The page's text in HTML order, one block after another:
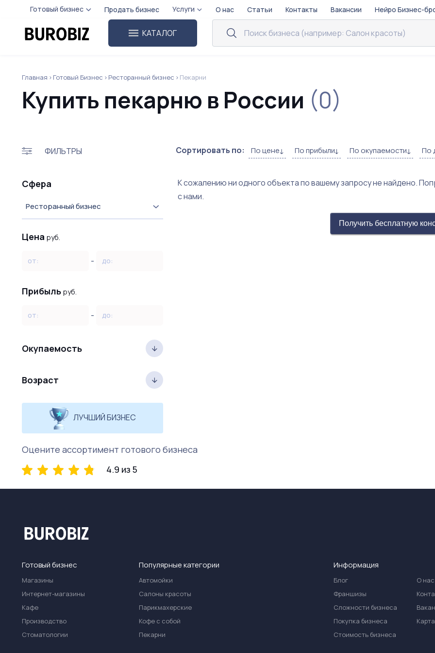
Готовый бизнес Продать бизнес Услуги О нас Статьи Контакты Вакансии Нейро Бизнес-
КАТАЛОГ
Главная Готовый Бизнес Ресторанный бизнес Пекарни
Купить пекарню в России (0)
ФИЛЬТРЫ Сортировать по: По цене По прибыли По окупаемости По
Сфера
Ресторанный бизнес
Цена руб.
от: - до:
Прибыль руб.
от: - до:
Окупаемость
Возраст
ЛУЧШИЙ БИЗНЕС
К сожалению ни одного объекта по вашему запросу не найдено.
с нами.
Получить бесплатную
Оцените ассортимент готового бизнеса
4.9 из 5
Готовый бизнес
Магазины
Интернет-магазины
Кафе
Производство
Стоматологии
Популярные категории
Автомойки
Салоны красоты
Парикмахерские
Кофе с собой
Пекарни
Информация
Блог
Франшизы
Сложности бизнеса
Покупка бизнеса
Стоимость бизнеса
О нас